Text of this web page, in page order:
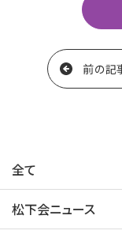
前の記
全て
松下会ニュース